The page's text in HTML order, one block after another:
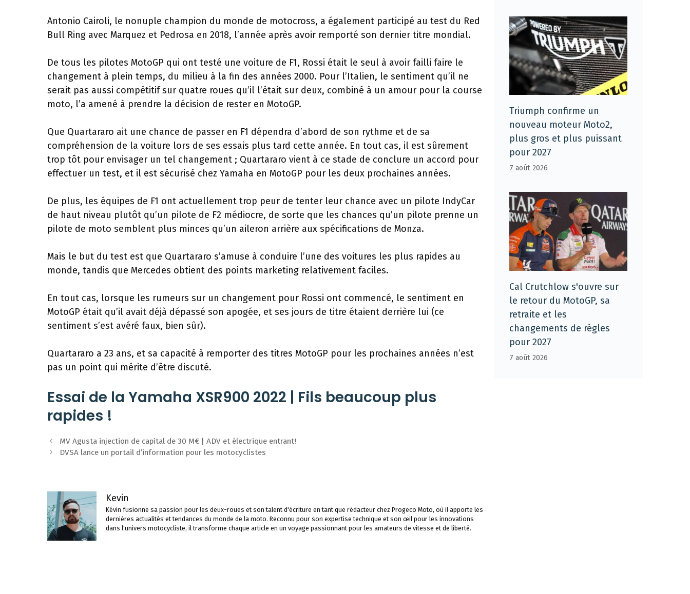
Antonio Cairoli, le nonuple champion du monde de motocross, a également participé au test du Red
Bull Ring avec Marquez et Pedrosa en 2018, l’année après avoir remporté son dernier titre mondial.
De tous les pilotes MotoGP qui ont testé une voiture de F1, Rossi était le seul à avoir failli faire le
changement à plein temps, du milieu à la fin des années 2000. Pour l’Italien, le sentiment qu’il ne
serait pas aussi compétitif sur quatre roues qu’il l’était sur deux, combiné à un amour pour la course
moto, l’a amené à prendre la décision de rester en MotoGP.
Que Quartararo ait une chance de passer en F1 dépendra d’abord de son rythme et de sa
compréhension de la voiture lors de ses essais plus tard cette année. En tout cas, il est sûrement
trop tôt pour envisager un tel changement ; Quartararo vient à ce stade de conclure un accord pour
effectuer un test, et il est sécurisé chez Yamaha en MotoGP pour les deux prochaines années.
De plus, les équipes de F1 ont actuellement trop peur de tenter leur chance avec un pilote IndyCar
de haut niveau plutôt qu’un pilote de F2 médiocre, de sorte que les chances qu’un pilote prenne un
pilote de moto semblent plus minces qu’un aileron arrière aux spécifications de Monza.
Mais le but du test est que Quartararo s’amuse à conduire l’une des voitures les plus rapides au
monde, tandis que Mercedes obtient des points marketing relativement faciles.
En tout cas, lorsque les rumeurs sur un changement pour Rossi ont commencé, le sentiment en
MotoGP était qu’il avait déjà dépassé son apogée, et ses jours de titre étaient derrière lui (ce
sentiment s’est avéré faux, bien sûr).
Quartararo a 23 ans, et sa capacité à remporter des titres MotoGP pour les prochaines années n’est
pas un point qui mérite d’être discuté.
Essai de la Yamaha XSR900 2022 | Fils beaucoup plus
rapides !
Navigation
des
MV Agusta injection de capital de 30 M€ | ADV et électrique entrant!
DVSA lance un portail d’information pour les motocyclistes
Kevin
Kévin fusionne sa passion pour les deux-roues et son talent d'écriture en tant que rédacteur chez Progeco Moto, où il apporte les
dernières actualités et tendances du monde de la moto. Reconnu pour son expertise technique et son œil pour les innovations
dans l'univers motocycliste, il transforme chaque article en un voyage passionnant pour les amateurs de vitesse et de liberté.
Triumph confirme un
nouveau moteur Moto2,
plus gros et plus puissant
pour 2027
7 août 2026
Cal Crutchlow s'ouvre sur
le retour du MotoGP, sa
retraite et les
changements de règles
pour 2027
7 août 2026